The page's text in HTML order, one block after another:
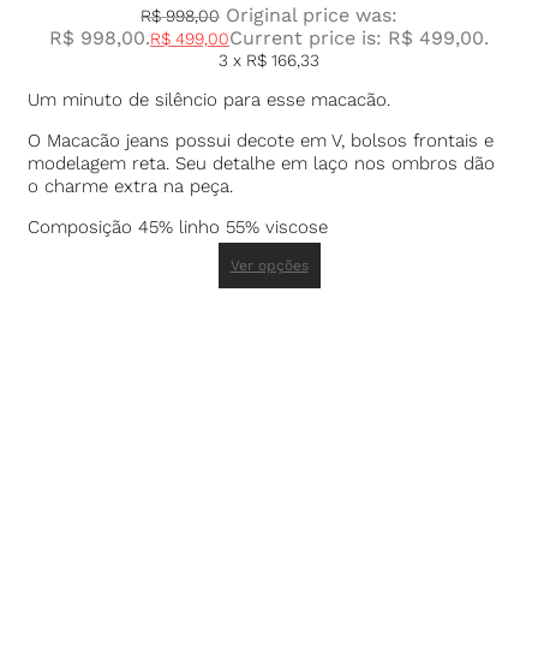
R$998,00 Original price was:
R$ 998,00.R$ 499,00Current price is: R$ 499,00.
3 x R$ 166,33
Um minuto de silêncio para esse macacão.
O Macacão jeans possui decote em V, bolsos frontais e
modelagem reta. Seu detalhe em laço nos ombros dão
o charme extra na peça.
Composição 45% linho 55% viscose
Ver opções